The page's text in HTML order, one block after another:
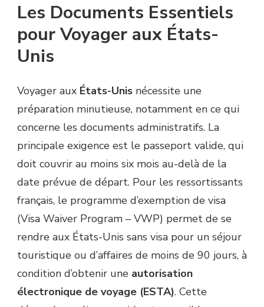
Les Documents Essentiels
pour Voyager aux États-
Unis
Voyager aux États-Unis nécessite une
préparation minutieuse, notamment en ce qui
concerne les documents administratifs. La
principale exigence est le passeport valide, qui
doit couvrir au moins six mois au-delà de la
date prévue de départ. Pour les ressortissants
français, le programme d’exemption de visa
(Visa Waiver Program – VWP) permet de se
rendre aux États-Unis sans visa pour un séjour
touristique ou d’affaires de moins de 90 jours, à
condition d’obtenir une autorisation
électronique de voyage (ESTA). Cette